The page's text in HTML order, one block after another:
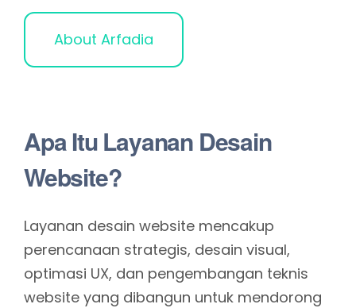
About Arfadia
Apa Itu Layanan Desain
Website?
Layanan desain website mencakup
perencanaan strategis, desain visual,
optimasi UX, dan pengembangan teknis
website yang dibangun untuk mendorong